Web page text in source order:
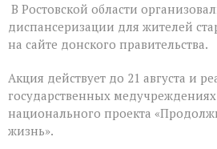
В Ростовской области
диспансеризации для жителей
на сайте донского правительства.
Акция действует до 21 августа и
государственных
национального проекта
жизнь».